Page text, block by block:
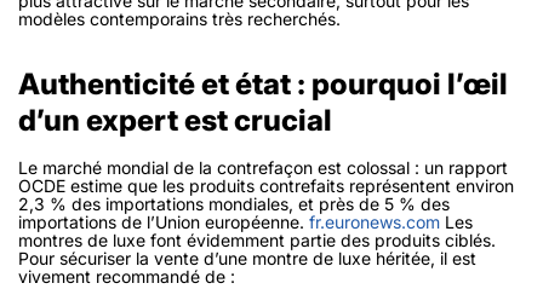
modèles contemporains très recherchés.
Authenticité et état : pourquoi l’œil
d’un expert est crucial
Le marché mondial de la contrefaçon est colossal : un rapport
OCDE estime que les produits contrefaits représentent environ
2,3 % des importations mondiales, et près de 5 % des
importations de l’Union européenne. fr.euronews.com Les
montres de luxe font évidemment partie des produits ciblés.
Pour sécuriser la vente d’une montre de luxe héritée, il est
vivement recommandé de :